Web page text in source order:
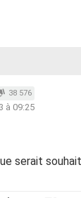
38 576
à 09:25
serait